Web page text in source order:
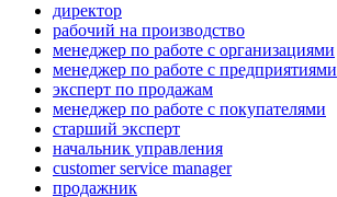
директор
рабочий на производство
менеджер по работе с организациями
менеджер по работе с предприятиями
эксперт по продажам
менеджер по работе с покупателями
старший эксперт
начальник управления
customer service manager
продажник